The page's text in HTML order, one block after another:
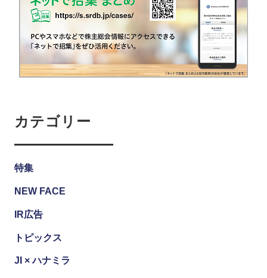
カテゴリー
特集
NEW FACE
IR広告
トピックス
JI × ハナミラ